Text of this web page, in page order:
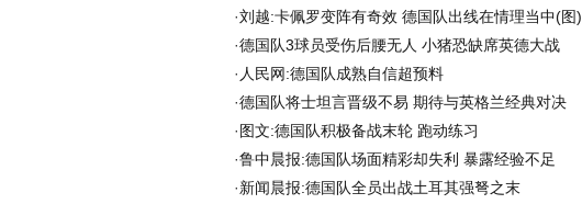
·刘越:卡佩罗变阵有奇效 德国队出线在情理当中(图)
·德国队3球员受伤后腰无人 小猪恐缺席英德大战
· 人民网:德国队成熟自信超预料
·德国队将士坦言晋级不易 期待与英格兰经典对决
· 图文:德国队积极备战末轮 跑动练习
·鲁中晨报:德国队场面精彩却失利 暴露经验不足
·新闻晨报:德国队全员出战土耳其强弩之末